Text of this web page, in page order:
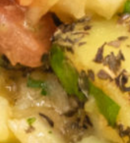
Stück)
mit Honig